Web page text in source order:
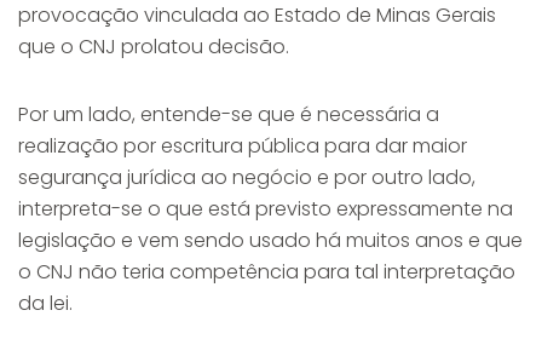
provocação vinculada ao Estado de Minas Gerais
que o CNJ prolatou decisão.
Por um lado, entende-se que é necessária a
realização por escritura pública para dar maior
segurança jurídica ao negócio e por outro lado,
interpreta-se o que está previsto expressamente na
legislação e vem sendo usado há muitos anos e que
o CNJ não teria competência para tal interpretação
da lei.